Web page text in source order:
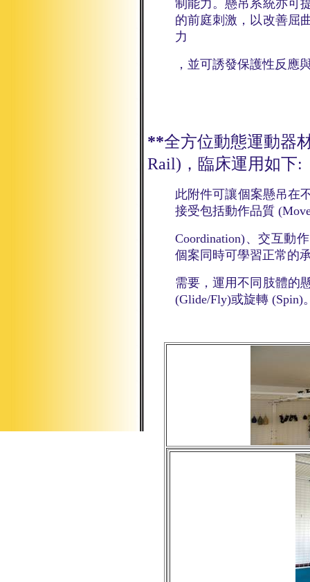
制能力。懸吊系統亦可
的前庭刺激，以改善屈
力
，並可誘發保護性反應
**全方位動態運動器
Rail)， 臨床運用如下:
此附件可讓個案懸吊在
接受包括動作品質
Coordination)、交互動
個案同時可學習正常的
需要，運用不同肢體的
(Glide/Fly)或旋轉 (Spin)